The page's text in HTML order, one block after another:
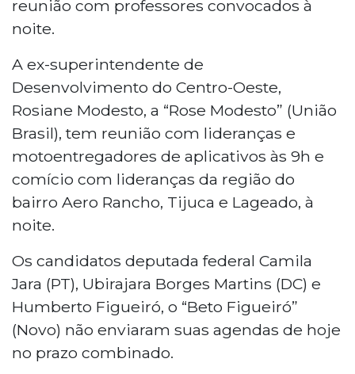
reunião com professores convocados à
noite.
A ex-superintendente de
Desenvolvimento do Centro-Oeste,
Rosiane Modesto, a “Rose Modesto” (União
Brasil), tem reunião com lideranças e
motoentregadores de aplicativos às 9h e
comício com lideranças da região do
bairro Aero Rancho, Tijuca e Lageado, à
noite.
Os candidatos deputada federal Camila
Jara (PT), Ubirajara Borges Martins (DC) e
Humberto Figueiró, o “Beto Figueiró”
(Novo) não enviaram suas agendas de hoje
no prazo combinado.